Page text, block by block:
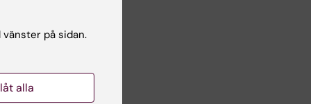
MW;
på sidan.
alla